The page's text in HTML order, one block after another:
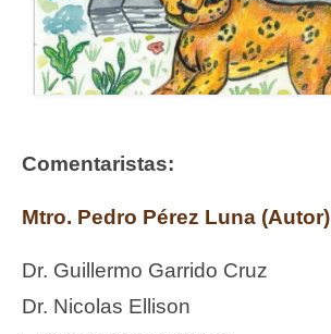
Comentaristas:
Mtro. Pedro Pérez Luna (Autor)
Dr. Guillermo Garrido Cruz
Dr. Nicolas Ellison